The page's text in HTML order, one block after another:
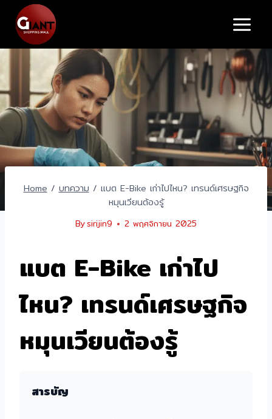
content
Home / บทความ / แบต E-Bike เก่าไปไหน? เทรนด์เศรษฐกิจ
หมุนเวียนต้องรู้
Bysirijin9 2 พฤศจิกายน 2025
แบต E-Bike เก่าไป
ไหน? เทรนด์เศรษฐกิจ
หมุนเวียนต้องรู้
สารบัญ